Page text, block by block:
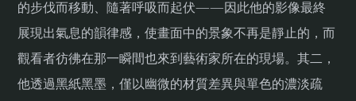
的步伐而移動、隨著呼吸而起伏——因此他的影像最終
展現出氣息的韻律感，使畫面中的景象不再是靜止的，而
觀看者彷彿在那一瞬間也來到藝術家所在的現場。其二，
他透過黑紙黑墨，僅以幽微的材質差異與單色的濃淡疏